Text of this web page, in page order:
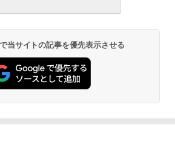
当サイトの記事を優先表示させる